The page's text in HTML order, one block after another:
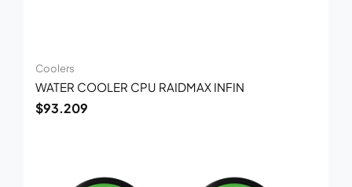
Coolers
WATER COOLER CPU RAIDMAX INFIN
$93.209